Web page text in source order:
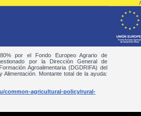
por el Fondo Europeo Agrario de
por la Dirección General de
Agroalimentaria (DGDRIFA) del
Alimentación. Montante total de la ayuda:
common-agricultural-policy/rural-